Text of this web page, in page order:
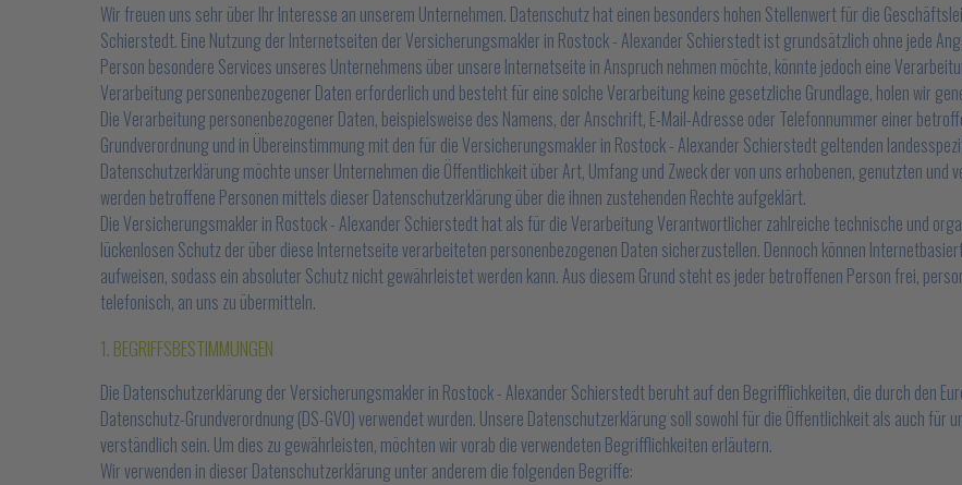
Wir freuen uns sehr über Ihr Interesse an unserem Unternehmen. Datenschutz hat einen besonders hohen Stellenwert für die
Schierstedt. Eine Nutzung der Internetseiten der Versicherungsmakler in Rostock - Alexander Schierstedt ist grundsätzlich ohne jede
Person besondere Services unseres Unternehmens über unsere Internetseite in Anspruch nehmen möchte, könnte jedoch eine
Verarbeitung personenbezogener Daten erforderlich und besteht für eine solche Verarbeitung keine gesetzliche Grundlage, holen wir
Die Verarbeitung personenbezogener Daten, beispielsweise des Namens, der Anschrift, E-Mail-Adresse oder Telefonnummer einer
Grundverordnung und in Übereinstimmung mit den für die Versicherungsmakler in Rostock - Alexander Schierstedt geltenden
Datenschutzerklärung möchte unser Unternehmen die Öffentlichkeit über Art, Umfang und Zweck der von uns erhobenen, genutzten
werden betroffene Personen mittels dieser Datenschutzerklärung über die ihnen zustehenden Rechte aufgeklärt.
Die Versicherungsmakler in Rostock - Alexander Schierstedt hat als für die Verarbeitung Verantwortlicher zahlreiche technische und
lückenlosen Schutz der über diese Internetseite verarbeiteten personenbezogenen Daten sicherzustellen. Dennoch können
aufweisen, sodass ein absoluter Schutz nicht gewährleistet werden kann. Aus diesem Grund steht es jeder betroffenen Person frei,
telefonisch, an uns zu übermitteln.
1. BEGRIFFSBESTIMMUNGEN
Die Datenschutzerklärung der Versicherungsmakler in Rostock - Alexander Schierstedt beruht auf den Begrifflichkeiten, die durch den
Datenschutz-Grundverordnung (DS-GVO) verwendet wurden. Unsere Datenschutzerklärung soll sowohl für die Öffentlichkeit als auch für
verständlich sein. Um dies zu gewährleisten, möchten wir vorab die verwendeten Begrifflichkeiten erläutern.
Wir verwenden in dieser Datenschutzerklärung unter anderem die folgenden Begriffe: